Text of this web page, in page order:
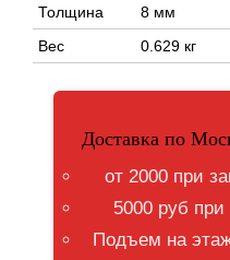
Толщина
8 мм
Вес
0.629 кг
Доставка по
от 2000 при
5000 руб при
Подъем на